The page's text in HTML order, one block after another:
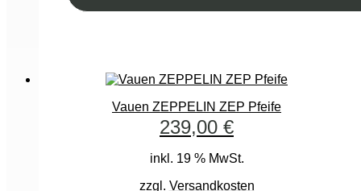
Vauen ZEPPELIN ZEP Pfeife
239,00 €
inkl. 19 % MwSt.
zzgl. Versandkosten